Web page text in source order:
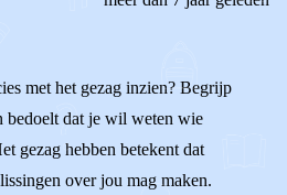
met het gezag inzien? Begrijp
bedoelt dat je wil weten wie
gezag hebben betekent dat
over jou mag maken.